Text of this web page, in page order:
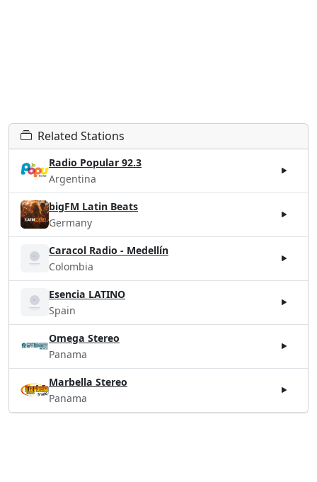
Related Stations
Radio Popular 92.3
Argentina
bigFM Latin Beats
Germany
Caracol Radio - Medellín
Colombia
Esencia LATINO
Spain
Omega Stereo
Panama
Marbella Stereo
Panama